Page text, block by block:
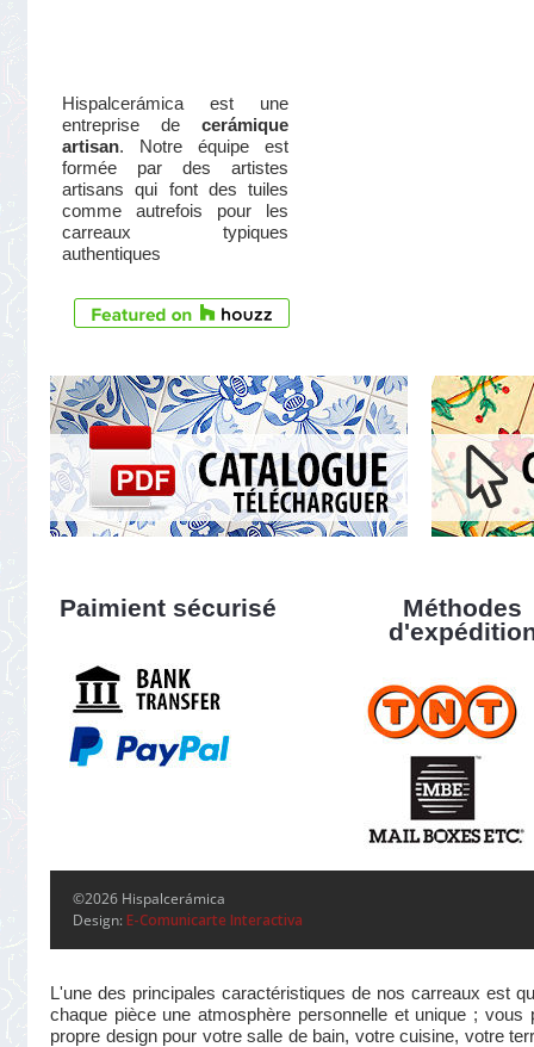
Hispalcerámica est une
entreprise de cerámique
artisan. Notre équipe est
formée par des artistes
artisans qui font des tuiles
comme autrefois pour les
carreaux typiques
authentiques
Paimient sécurisé
Méthodes
©2026 Hispalcerámica
Design: E-Comunicarte Interactiva
L'une des principales caractéristiques de nos carreaux est
chaque pièce une atmosphère personnelle et unique ;
propre design pour votre salle de bain, votre cuisine, votre